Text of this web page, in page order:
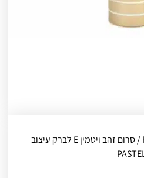
/ סרום זהב ויטמין E לברק עיצוב